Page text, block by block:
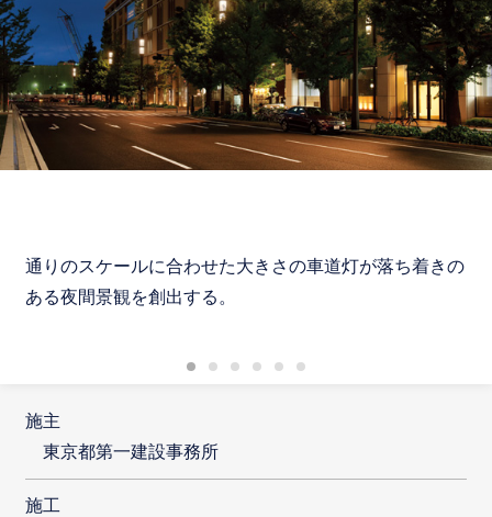
通りのスケールに合わせた大きさの車道灯が落ち着きの
ある夜間景観を創出する。
施主
東京都第一建設事務所
施工